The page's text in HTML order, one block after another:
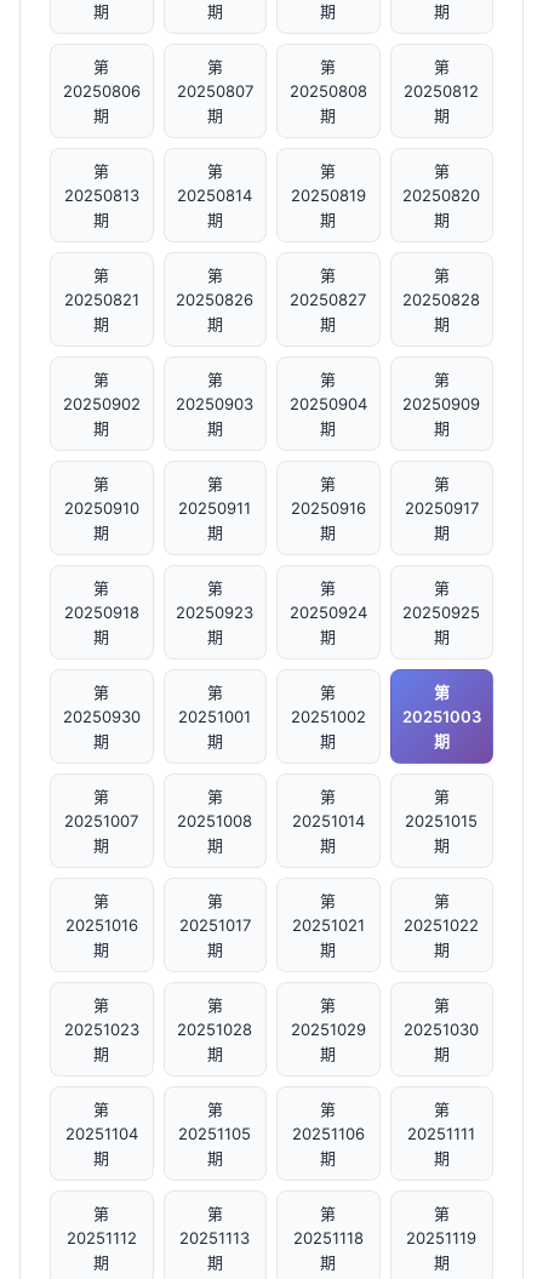
期
期
期
期
第
20250806
期
第
20250807
期
第
20250808
期
第
20250812
期
第
20250813
期
第
20250814
期
第
20250819
期
第
20250820
期
第
20250821
期
第
20250826
期
第
20250827
期
第
20250828
期
第
20250902
期
第
20250903
期
第
20250904
期
第
20250909
期
第
20250910
期
第
20250911
期
第
20250916
期
第
20250917
期
第
20250918
期
第
20250923
期
第
20250924
期
第
20250925
期
第
20250930
期
第
20251001
期
第
20251002
期
第
20251003
期
第
20251007
期
第
20251008
期
第
20251014
期
第
20251015
期
第
20251016
期
第
20251017
期
第
20251021
期
第
20251022
期
第
20251023
期
第
20251028
期
第
20251029
期
第
20251030
期
第
20251104
期
第
20251105
期
第
20251106
期
第
20251111
期
第
20251112
期
第
20251113
期
第
20251118
期
第
20251119
期